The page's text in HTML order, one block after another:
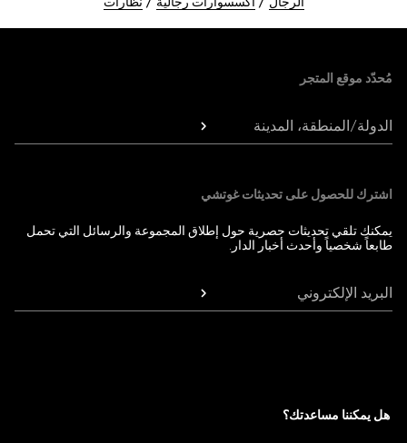
مُحدّد موقع المتجر
الدولة/المنطقة، المدينة
اشترك للحصول على تحديثات غوتشي
يمكنك تلقي تحديثات حصرية حول إطلاق المجموعة والرسائل التي تحمل
طابعاً شخصياً وأحدث أخبار الدار.
البريد الإلكتروني
هل يمكننا مساعدتك؟